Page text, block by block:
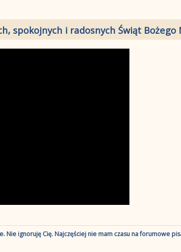
spokojnych i radosnych Świąt Bożego
Nie ignoruję Cię. Najczęściej nie mam czasu na forumowe